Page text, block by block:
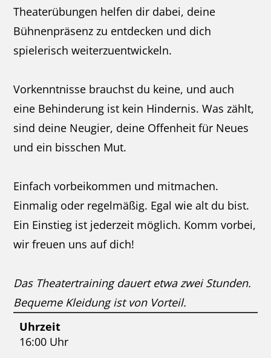
Uhrzeit
16:00 Uhr
Theaterübungen helfen dir dabei, deine
Bühnenpräsenz zu entdecken und dich
spielerisch weiterzuentwickeln.
Vorkenntnisse brauchst du keine, und auch
eine Behinderung ist kein Hindernis. Was zählt,
sind deine Neugier, deine Offenheit für Neues
und ein bisschen Mut.
Einfach vorbeikommen und mitmachen.
Einmalig oder regelmäßig. Egal wie alt du bist.
Ein Einstieg ist jederzeit möglich. Komm vorbei,
wir freuen uns auf dich!
Das Theatertraining dauert etwa zwei Stunden.
Bequeme Kleidung ist von Vorteil.